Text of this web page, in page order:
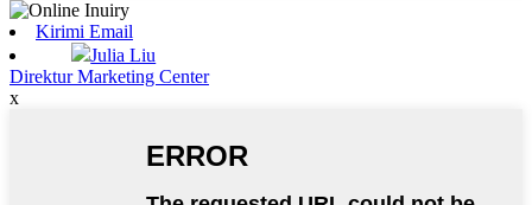
Kirimi Email
Julia Liu
Direktur Marketing Center
x